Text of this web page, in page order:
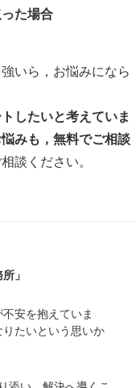
た場合
いら，お悩みになら
したいと考えていま
みも，無料でご相談
談ください。
」
安を抱えていま
たいという思いか